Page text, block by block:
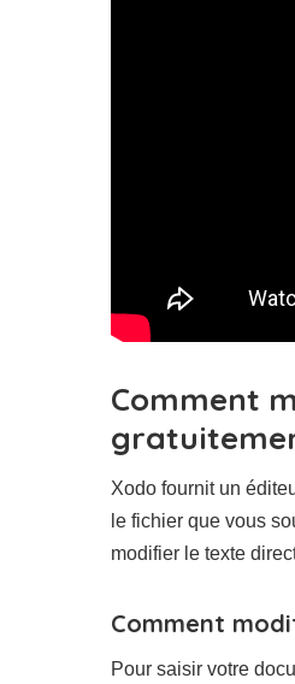
Comment
Xodo fournit un
le fichier que vous
modifier le texte
Comment
Pour saisir votre